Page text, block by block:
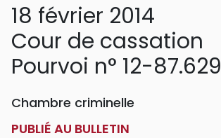
18 février 2014
Cour de cassation
Pourvoi n° 12-87.629
Chambre criminelle
PUBLIÉ AU BULLETIN